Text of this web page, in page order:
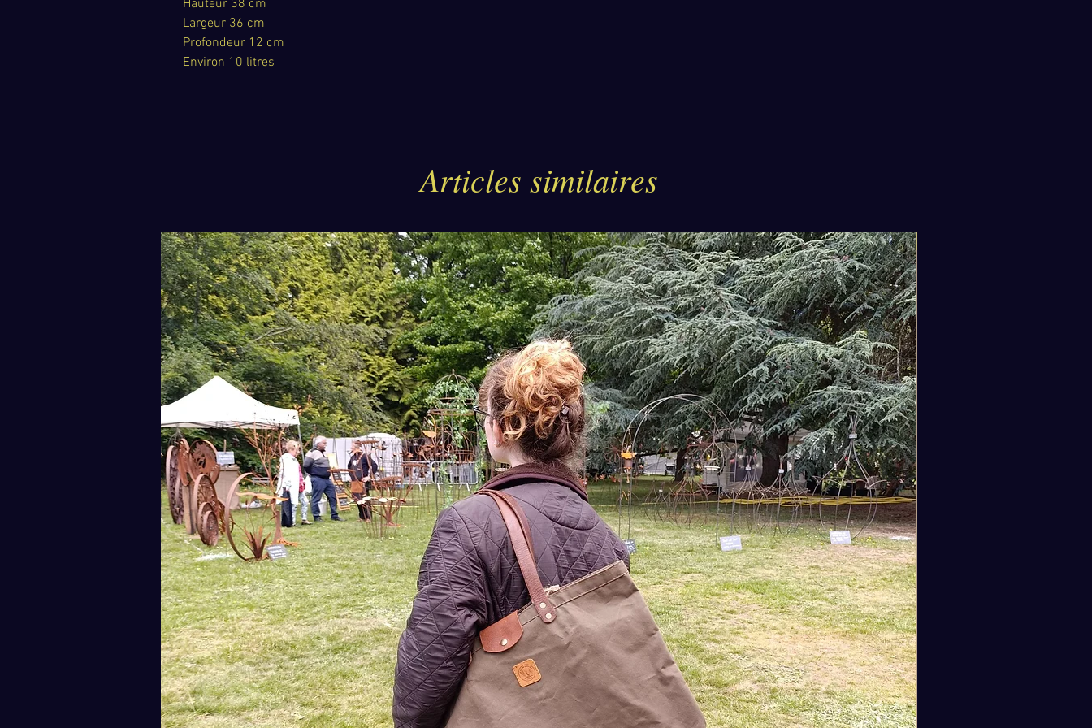
traditionnelle du rabat principal par
un élégant clip et une boucle en
métal haute résistance. De plus, nous
testons actuellement des embouts en
cuir haut de gamme sur le cordon de
serrage, en complément de nos
fermetures métalliques standard.
Ces améliorations permettent un
accès rapide et facile à l'intérieur,
d'une seule main, tout en préservant
l'esthétique classique du sac.
Intérieur : Entièrement doublé de nos
textiles en coton exclusifs, ornés de
motifs de coquelicots éclatants et de
délicats motifs champêtres. Une
grande poche intérieure zippée
permet de ranger vos objets de
valeur, comme vos clés, votre
téléphone et votre portefeuille, en
toute sécurité.
Les bretelles : Conçues avec soin,
elles sont dotées de bretelles en toile
assorties et d'une poignée supérieure
robuste pour une grande polyvalence
de transport.
Hauteur 38 cm
Largeur 36 cm
Profondeur 12 cm
Environ 10 litres
Articles similaires